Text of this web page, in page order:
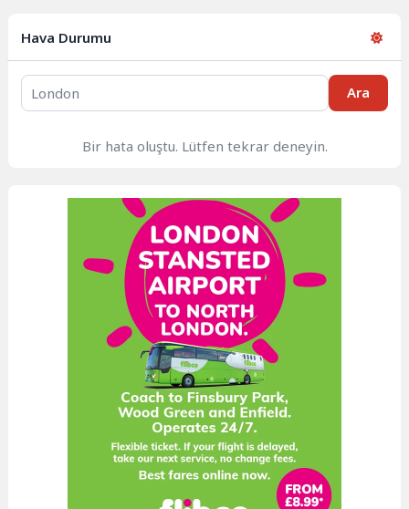
Hava Durumu
Ara
Bir hata oluştu. Lütfen tekrar deneyin.